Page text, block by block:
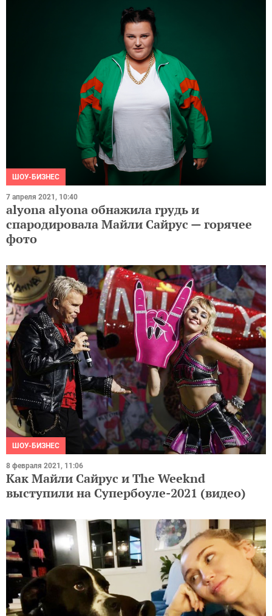
ШОУ-БИЗНЕС
7 апреля 2021, 10:40
alyona alyona обнажила грудь и
спародировала Майли Сайрус — горячее
фото
ШОУ-БИЗНЕС
8 февраля 2021, 11:06
Как Майли Сайрус и The Weeknd
выступили на Супербоуле-2021 (видео)